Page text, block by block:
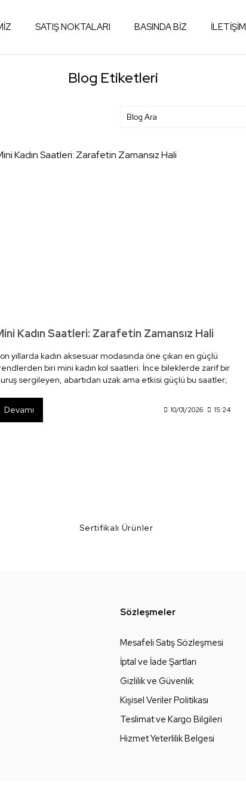
SATIŞ NOKTALARI BASINDA BİZ İLETİŞİM
Blog Etiketleri
Kadın Saatleri: Zarafetin Zamansız Hali
yıllarda kadın aksesuar modasında öne çıkan en güçlü
biri mini kadın kol saatleri. İnce bileklerde zarif bir
sergileyen, abartıdan uzak ama etkisi güçlü bu saatler;
alan mini kadın saatleri ise estetik tasarım, kaliteli işçilik ve
Devamı 10/01/2026 15:24
Sertifikalı Ürünler
Sözleşmeler
Mesafeli Satış Sözleşmesi
İptal ve İade Şartları
Gizlilik ve Güvenlik
Kişisel Veriler Politikası
Teslimat ve Kargo Bilgileri
Hizmet Yeterlilik Belgesi